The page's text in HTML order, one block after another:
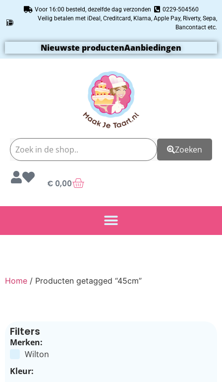
Voor 16:00 besteld, dezelfde dag verzonden
0229-504560
Veilig betalen met iDeal, Creditcard, Klarna, Apple Pay, Riverty, Sepa,
Bancontact etc.
Nieuwste productenAanbiedingen
Zoeken
€ 0,00
Home / Producten getagged “45cm”
Filters
Merken:
Wilton
Kleur: